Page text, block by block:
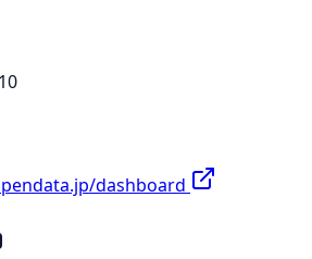
dashboard